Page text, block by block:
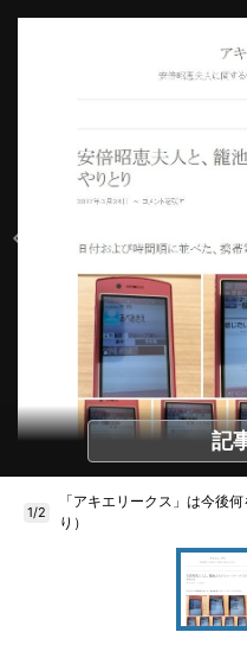
記
1/2
「アキエリークス」は今後
り）